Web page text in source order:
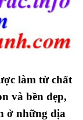
làm từ chất
và bền đẹp,
ở những địa